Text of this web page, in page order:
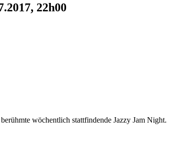
22h00
wöchentlich stattfindende Jazzy Jam Night.